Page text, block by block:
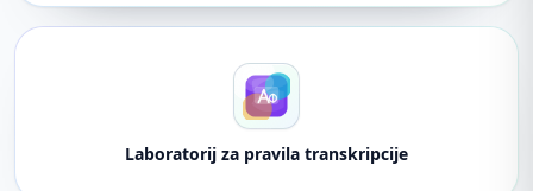
Laboratorij za pravila transkripcije